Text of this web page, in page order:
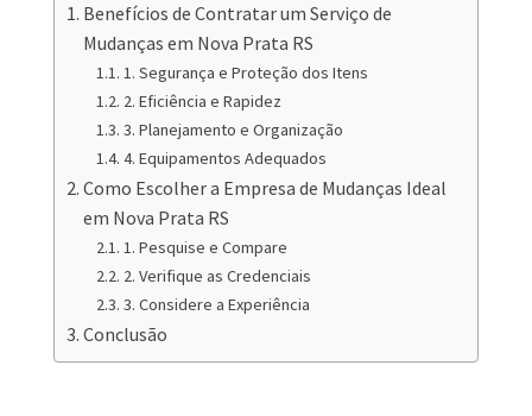
Benefícios de Contratar um Serviço de
Mudanças em Nova Prata RS
1. Segurança e Proteção dos Itens
2. Eficiência e Rapidez
3. Planejamento e Organização
4. Equipamentos Adequados
Como Escolher a Empresa de Mudanças Ideal
em Nova Prata RS
1. Pesquise e Compare
2. Verifique as Credenciais
3. Considere a Experiência
Conclusão